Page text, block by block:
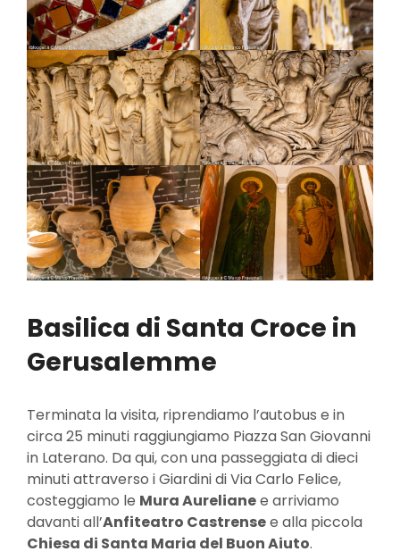
Basilica di Santa Croce in
Gerusalemme
Terminata la visita, riprendiamo l’autobus e in
circa 25 minuti raggiungiamo Piazza San Giovanni
in Laterano. Da qui, con una passeggiata di dieci
minuti attraverso i Giardini di Via Carlo Felice,
costeggiamo le Mura Aurelianee arriviamo
davanti all’Anfiteatro Castrensee alla piccola
Chiesa di Santa Maria del Buon Aiuto.